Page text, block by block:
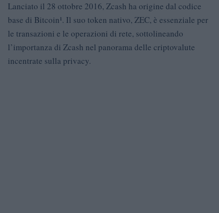
Lanciato il 28 ottobre 2016, Zcash ha origine dal codice
base di Bitcoin¹. Il suo token nativo, ZEC, è essenziale per
le transazioni e le operazioni di rete, sottolineando
l’importanza di Zcash nel panorama delle criptovalute
incentrate sulla privacy.